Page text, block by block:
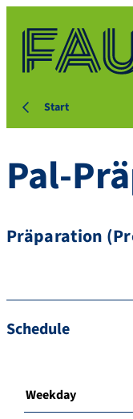
Start
Pal-
Präparation
Schedule
Weekday